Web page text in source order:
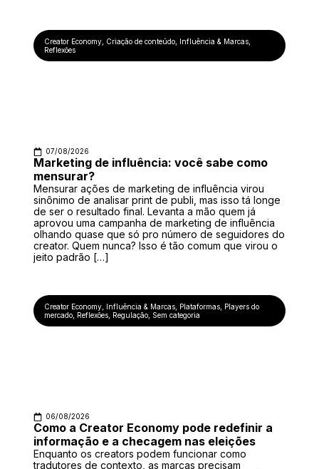
Creator Economy Criação de conteúdo Influência & Marcas
Reflexões
07/08/2026
Marketing de influência: você sabe como
mensurar?
Mensurar ações de marketing de influência virou
sinônimo de analisar print de publi, mas isso tá longe
de ser o resultado final. Levanta a mão quem já
aprovou uma campanha de marketing de influência
olhando quase que só pro número de seguidores do
creator. Quem nunca? Isso é tão comum que virou o
jeito padrão […]
Creator Economy Influência & Marcas Plataformas Players do
mercado Reflexões Regulação Sem categoria
06/08/2026
Como a Creator Economy pode redefinir a
informação e a checagem nas eleições
Enquanto os creators podem funcionar como
tradutores de contexto, as marcas precisam